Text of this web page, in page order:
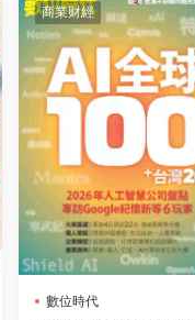
商業财經
數位時代